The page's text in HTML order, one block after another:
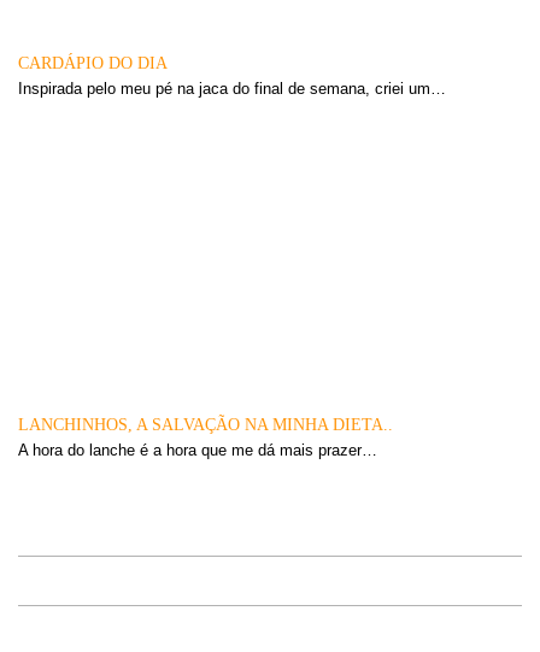
CARDÁPIO DO DIA
Inspirada pelo meu pé na jaca do final de semana, criei um…
LANCHINHOS, A SALVAÇÃO NA MINHA DIETA..
A hora do lanche é a hora que me dá mais prazer…